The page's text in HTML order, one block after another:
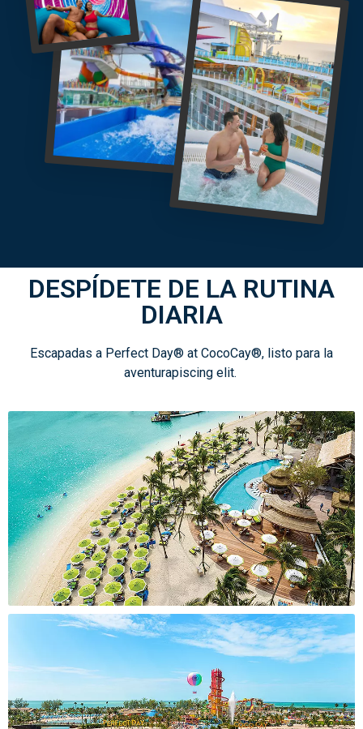
DESPÍDETE DE LA RUTINA
DIARIA
Escapadas a Perfect Day® at CocoCay®, listo para la
aventurapiscing elit.